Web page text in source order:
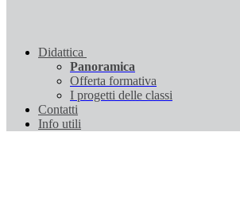
Didattica
Panoramica
Offerta formativa
I progetti delle classi
Contatti
Info utili